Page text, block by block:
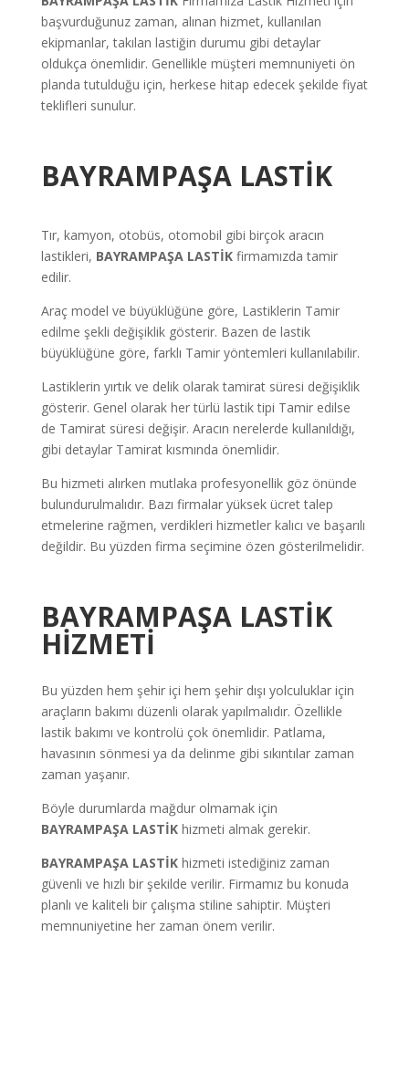
başvurduğunuz zaman, alınan hizmet, kullanılan
ekipmanlar, takılan lastiğin durumu gibi detaylar
oldukça önemlidir. Genellikle müşteri memnuniyeti ön
planda tutulduğu için, herkese hitap edecek şekilde fiyat
teklifleri sunulur.
BAYRAMPAŞA LASTİK
Tır, kamyon, otobüs, otomobil gibi birçok aracın
lastikleri, BAYRAMPAŞA LASTİK firmamızda tamir
edilir.
Araç model ve büyüklüğüne göre, Lastiklerin Tamir
edilme şekli değişiklik gösterir. Bazen de lastik
büyüklüğüne göre, farklı Tamir yöntemleri kullanılabilir.
Lastiklerin yırtık ve delik olarak tamirat süresi değişiklik
gösterir. Genel olarak her türlü lastik tipi Tamir edilse
de Tamirat süresi değişir. Aracın nerelerde kullanıldığı,
gibi detaylar Tamirat kısmında önemlidir.
Bu hizmeti alırken mutlaka profesyonellik göz önünde
bulundurulmalıdır. Bazı firmalar yüksek ücret talep
etmelerine rağmen, verdikleri hizmetler kalıcı ve başarılı
değildir. Bu yüzden firma seçimine özen gösterilmelidir.
BAYRAMPAŞA LASTİK
HİZMETİ
Bu yüzden hem şehir içi hem şehir dışı yolculuklar için
araçların bakımı düzenli olarak yapılmalıdır. Özellikle
lastik bakımı ve kontrolü çok önemlidir. Patlama,
havasının sönmesi ya da delinme gibi sıkıntılar zaman
zaman yaşanır.
Böyle durumlarda mağdur olmamak için
BAYRAMPAŞA LASTİK hizmeti almak gerekir.
BAYRAMPAŞA LASTİK hizmeti istediğiniz zaman
güvenli ve hızlı bir şekilde verilir. Firmamız bu konuda
planlı ve kaliteli bir çalışma stiline sahiptir. Müşteri
memnuniyetine her zaman önem verilir.